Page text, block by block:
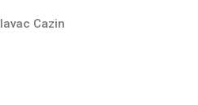
Cazin